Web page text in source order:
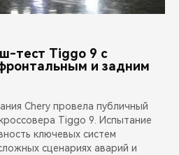
тест Tiggo 9 с
и задним
Chery провела публичный
Tiggo 9. Испытание
ключевых систем
сценариях аварий и